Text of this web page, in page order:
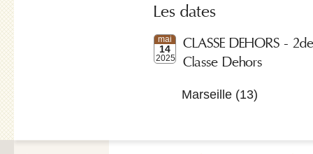
Les dates
mai
14
2025
CLASSE DEHORS -
Classe Dehors
Marseille (13)